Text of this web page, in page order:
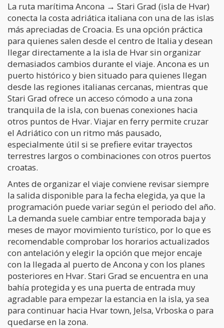
La ruta marítima Ancona → Stari Grad (isla de Hvar)
conecta la costa adriática italiana con una de las islas
más apreciadas de Croacia. Es una opción práctica
para quienes salen desde el centro de Italia y desean
llegar directamente a la isla de Hvar sin organizar
demasiados cambios durante el viaje. Ancona es un
puerto histórico y bien situado para quienes llegan
desde las regiones italianas cercanas, mientras que
Stari Grad ofrece un acceso cómodo a una zona
tranquila de la isla, con buenas conexiones hacia
otros puntos de Hvar. Viajar en ferry permite cruzar
el Adriático con un ritmo más pausado,
especialmente útil si se prefiere evitar trayectos
terrestres largos o combinaciones con otros puertos
croatas.
Antes de organizar el viaje conviene revisar siempre
la salida disponible para la fecha elegida, ya que la
programación puede variar según el periodo del año.
La demanda suele cambiar entre temporada baja y
meses de mayor movimiento turístico, por lo que es
recomendable comprobar los horarios actualizados
con antelación y elegir la opción que mejor encaje
con la llegada al puerto de Ancona y con los planes
posteriores en Hvar. Stari Grad se encuentra en una
bahía protegida y es una puerta de entrada muy
agradable para empezar la estancia en la isla, ya sea
para continuar hacia Hvar town, Jelsa, Vrboska o para
quedarse en la zona.